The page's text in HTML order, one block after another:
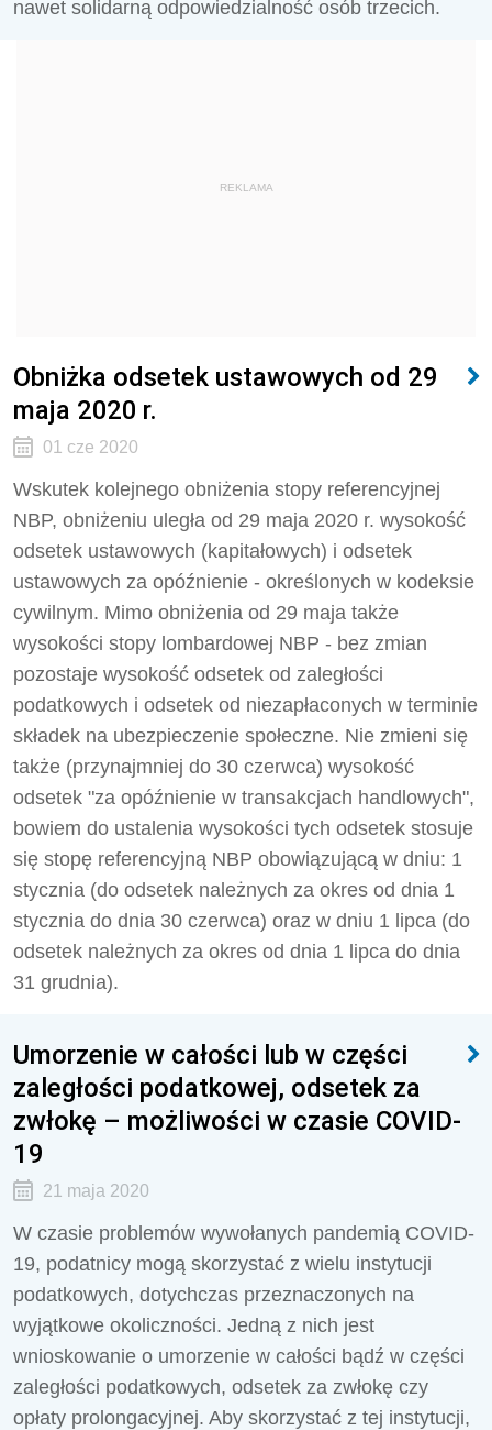
nawet solidarną odpowiedzialność osób trzecich.
REKLAMA
Obniżka odsetek ustawowych od 29
maja 2020 r.
01 cze 2020
Wskutek kolejnego obniżenia stopy referencyjnej
NBP, obniżeniu uległa od 29 maja 2020 r. wysokość
odsetek ustawowych (kapitałowych) i odsetek
ustawowych za opóźnienie - określonych w kodeksie
cywilnym. Mimo obniżenia od 29 maja także
wysokości stopy lombardowej NBP - bez zmian
pozostaje wysokość odsetek od zaległości
podatkowych i odsetek od niezapłaconych w terminie
składek na ubezpieczenie społeczne. Nie zmieni się
także (przynajmniej do 30 czerwca) wysokość
odsetek "za opóźnienie w transakcjach handlowych",
bowiem do ustalenia wysokości tych odsetek stosuje
się stopę referencyjną NBP obowiązującą w dniu: 1
stycznia (do odsetek należnych za okres od dnia 1
stycznia do dnia 30 czerwca) oraz w dniu 1 lipca (do
odsetek należnych za okres od dnia 1 lipca do dnia
31 grudnia).
Umorzenie w całości lub w części
zaległości podatkowej, odsetek za
zwłokę – możliwości w czasie COVID-
19
21 maja 2020
W czasie problemów wywołanych pandemią COVID-
19, podatnicy mogą skorzystać z wielu instytucji
podatkowych, dotychczas przeznaczonych na
wyjątkowe okoliczności. Jedną z nich jest
wnioskowanie o umorzenie w całości bądź w części
zaległości podatkowych, odsetek za zwłokę czy
opłaty prolongacyjnej. Aby skorzystać z tej instytucji,